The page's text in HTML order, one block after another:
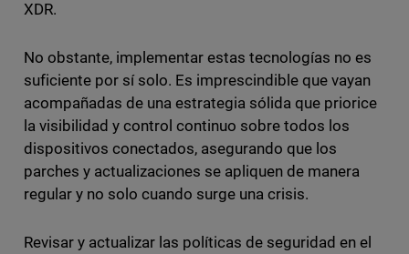
XDR.
No obstante, implementar estas tecnologías no es
suficiente por sí solo. Es imprescindible que vayan
acompañadas de una estrategia sólida que priorice
la visibilidad y control continuo sobre todos los
dispositivos conectados, asegurando que los
parches y actualizaciones se apliquen de manera
regular y no solo cuando surge una crisis.
Revisar y actualizar las políticas de seguridad en el